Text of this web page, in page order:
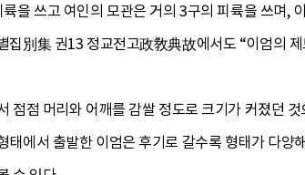
을 쓰고 여인의 모관은 거의 3구의 피륙을 쓰며,
別集 권13 정교전고政敎典故에서도 “이엄의
점점 머리와 어깨를 감쌀 정도로 크기가 커졌던
에서 출발한 이엄은 후기로 갈수록 형태가 다양